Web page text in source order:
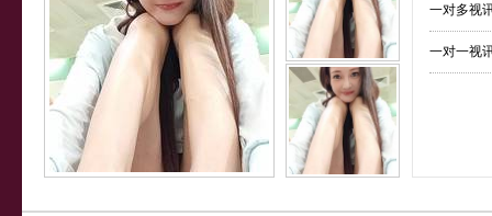
一对多视
一对一视